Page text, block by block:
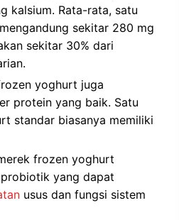
kalsium. Rata-rata, satu
sekitar 280 mg
sekitar 30% dari
yoghurt juga
protein yang baik. Satu
standar biasanya memiliki
frozen yoghurt
yang dapat
usus dan fungsi sistem